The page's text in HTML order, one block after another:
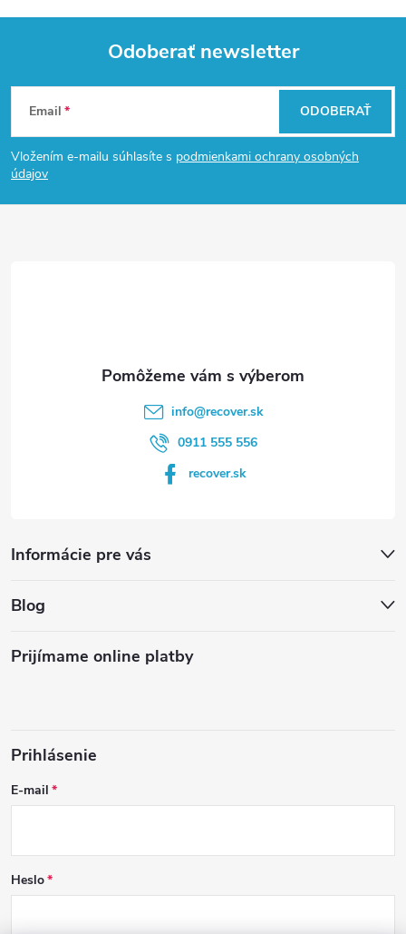
Z
á
p
Odoberať newsletter
Email
Vložením e-mailu súhlasíte s podmienkami ochrany osobných
údajov
ODOBERAŤ
info@recover.sk
0911 555 556
recover.sk
Informácie pre vás
Blog
Prijímame online platby
Prihlásenie
E-mail
Heslo